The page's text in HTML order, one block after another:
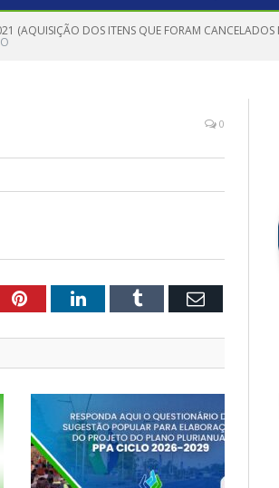
(AQUISIÇÃO DOS ITENS QUE FORAM
0
PinterestLinkedInTumblr Email